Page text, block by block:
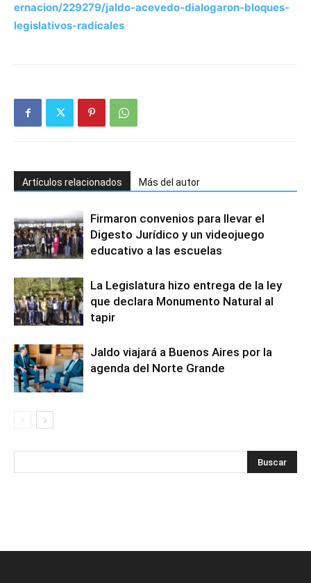
ernacion/229279/jaldo-acevedo-dialogaron-bloques-
legislativos-radicales
Artículos relacionados Más del autor
Firmaron convenios para llevar el
Digesto Jurídico y un videojuego
educativo a las escuelas
La Legislatura hizo entrega de la ley
que declara Monumento Natural al
tapir
Jaldo viajará a Buenos Aires por la
agenda del Norte Grande